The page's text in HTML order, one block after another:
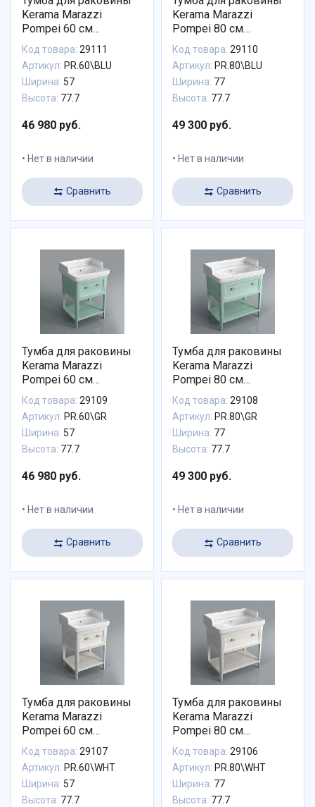
Kerama Marazzi
Pompei 60 см
PR.60\BLU
Код товара: 29111
Артикул: PR.60\BLU
Ширина: 57
Высота: 77.7
46 980 руб.
Нет в наличии
Сравнить
Kerama Marazzi
Pompei 80 см
PR.80\BLU
Код товара: 29110
Артикул: PR.80\BLU
Ширина: 77
Высота: 77.7
49 300 руб.
Нет в наличии
Сравнить
Тумба для раковины
Kerama Marazzi
Pompei 60 см
PR.60\GR
Код товара: 29109
Артикул: PR.60\GR
Ширина: 57
Высота: 77.7
46 980 руб.
Нет в наличии
Сравнить
Тумба для раковины
Kerama Marazzi
Pompei 80 см
PR.80\GR
Код товара: 29108
Артикул: PR.80\GR
Ширина: 77
Высота: 77.7
49 300 руб.
Нет в наличии
Сравнить
Тумба для раковины
Kerama Marazzi
Pompei 60 см
PR.60\WHT
Код товара: 29107
Артикул: PR.60\WHT
Ширина: 57
Высота: 77.7
Тумба для раковины
Kerama Marazzi
Pompei 80 см
PR.80\WHT
Код товара: 29106
Артикул: PR.80\WHT
Ширина: 77
Высота: 77.7